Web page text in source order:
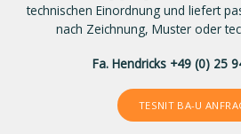
technischen Einordnung und liefert
nach Zeichnung, Muster oder
Fa. Hendricks +49 (0) 25
TESNIT BA-U